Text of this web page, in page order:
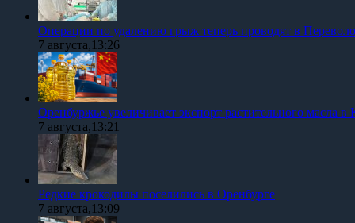
Операции по удалению грыж теперь проводят в
7 августа,13:26
Оренбуржье увеличивает экспорт растительного масла в
7 августа,13:21
Редкие крокодилы поселились в Оренбурге
7 августа,13:09